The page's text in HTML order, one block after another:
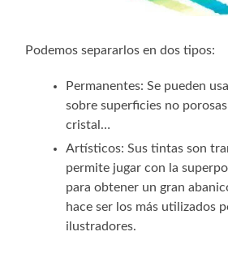
Podemos separarlos en dos tipos:
Permanentes: Se pueden
sobre superficies no
cristal…
Artísticos: Sus tintas son
permite jugar con la
para obtener un gran
hace ser los más utilizados
ilustradores.